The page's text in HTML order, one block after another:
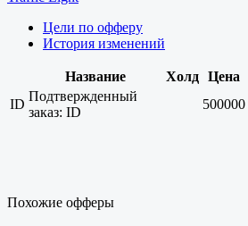
Цели по офферу
История изменений
Название Холд Цена
ID
Подтвержденный
заказ: ID
500000
Похожие офферы